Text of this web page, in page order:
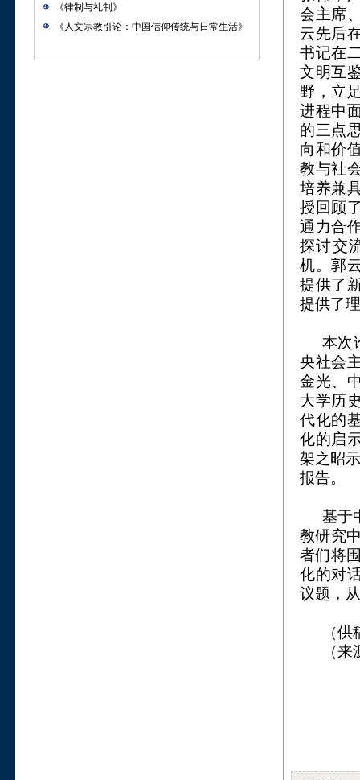
《律制与礼制》
《人文宗教引论：中国信仰传统与日常生活》
会主席
云先后
书记在
文明互
野，立
进程中
的三点
向和价
教与社
培养兼
授回顾
通力合
探讨交
机。郭
提供了
提供了
本次
央社会
金光、
大学历
代化的
化的启
架之昭
报告。
基于
教研究
者们将
化的对
议题，
（
（